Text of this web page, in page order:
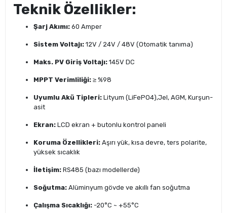
Teknik Özellikler:
Şarj Akımı: 60 Amper
Sistem Voltajı: 12V / 24V / 48V (Otomatik tanıma)
Maks. PV Giriş Voltajı: 145V DC
MPPT Verimliliği: ≥ %98
Uyumlu Akü Tipleri: Lityum (LiFePO4),Jel, AGM, Kurşun-
asit
Ekran: LCD ekran + butonlu kontrol paneli
Koruma Özellikleri: Aşırı yük, kısa devre, ters polarite,
yüksek sıcaklık
İletişim: RS485 (bazı modellerde)
Soğutma: Alüminyum gövde ve akıllı fan soğutma
Çalışma Sıcaklığı: -20°C ~ +55°C